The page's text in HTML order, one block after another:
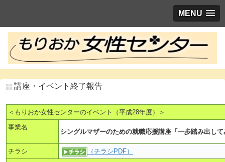
MENU
講座・イベント終了報告
＜もりおか女性センターのイベント（平成28年度）＞
事業名
シングルマザーのための就職応援講座「一歩踏み出し
チラシ
（チラシPDF）